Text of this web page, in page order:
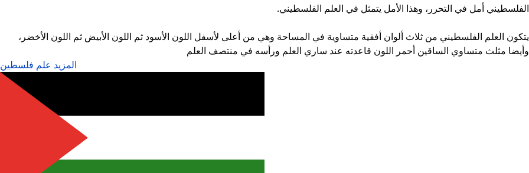
الفلسطيني أمل في التحرر، وهذا الأمل يتمثل في العلم الفلسطيني.
يتكون العلم الفلسطيني من ثلاث ألوان أفقية متساوية في المساحة وهي من أعلى لأسفل اللون الأسود ثم اللون الأبيض ثم اللون الأخضر،
وأيضا مثلث متساوي الساقين أحمر اللون قاعدته عند ساري العلم ورأسه في منتصف العلم
المزيد علم فلسطين